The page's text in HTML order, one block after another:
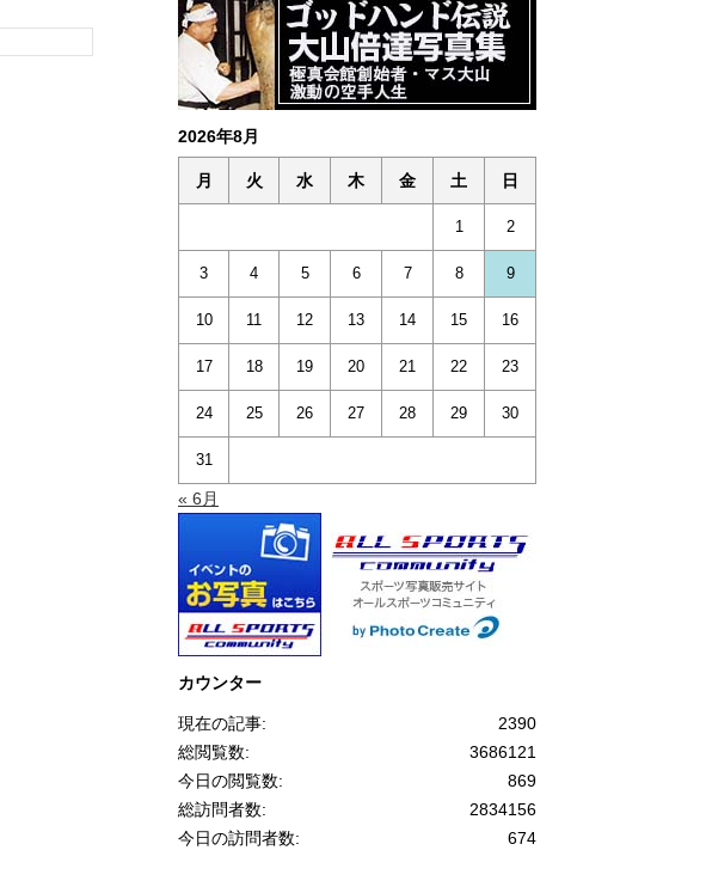
2026年8月
月 火 水 木 金 土 日
1 2
3 4 5 6 7 8 9
10 11 12 13 14 15 16
17 18 19 20 21 22 23
24 25 26 27 28 29 30
31
« 6月
カウンター
2390
現在の記事:
3686121
総閲覧数:
869
今日の閲覧数:
2834156
総訪問者数:
674
今日の訪問者数: